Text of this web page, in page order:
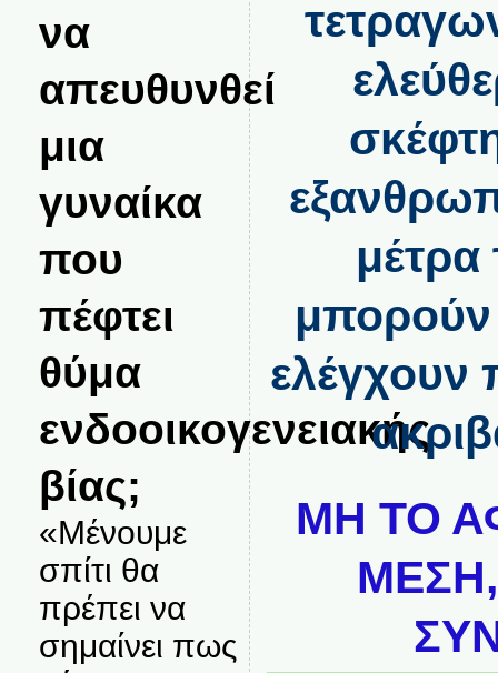
να
απευθυνθεί
μια
γυναίκα
που
πέφτει
θύμα
ενδοοικογενειακής
βίας;
«Μένουμε
σπίτι θα
πρέπει να
σημαίνει πως
μέτρα
ελέγχουν
ΜΗ ΤΟ
ΜΕΣΗ,